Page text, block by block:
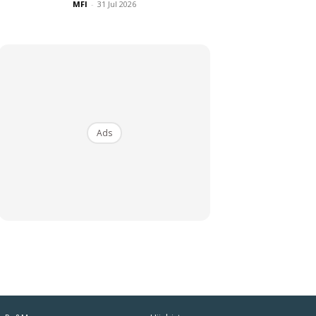
MFI - 31 Jul 2026
Ads